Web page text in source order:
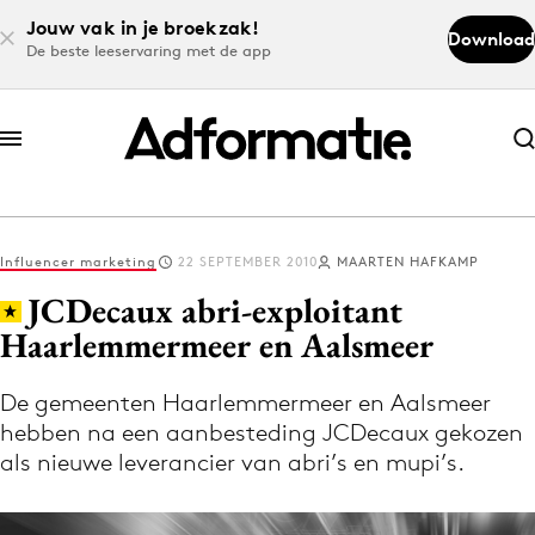
Jouw vak in je broekzak!
De beste leeservaring met de app
Download
Abonneer nu
Abonneer nu
Log in
Volg het laatste nieuws via de Adformatie
Nieuws app
Influencer marketing 22 SEPTEMBER 2010 MAARTEN HAFKAMP
JCDecaux abri-exploitant
Haarlemmermeer en Aalsmeer
De gemeenten Haarlemmermeer en Aalsmeer
hebben na een aanbesteding JCDecaux gekozen
als nieuwe leverancier van abri’s en mupi’s.